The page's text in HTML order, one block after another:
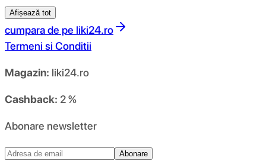
Afișează tot
cumpara de pe liki24.ro
Termeni si Conditii
Magazin: liki24.ro
Cashback: 2 %
Abonare newsletter
Abonare